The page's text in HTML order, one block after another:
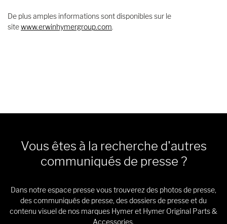
De plus amples informations sont disponibles sur le
sitewww.erwinhymergroup.com
Vous êtes à la recherche d'autres
communiqués de presse ?
Dans notre espace presse vous trouverez des photos de presse,
des communiqués de presse, des dossiers de presse et du
contenu visuel de nos marques Hymer et Hymer Original Parts &
Accessories.